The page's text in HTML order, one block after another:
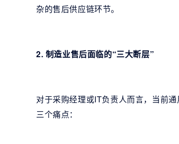
杂的售后供应链环节。
2. 制造业售后面临的“三大断层”
对于采购经理或IT负责人而言，当前
三个痛点：